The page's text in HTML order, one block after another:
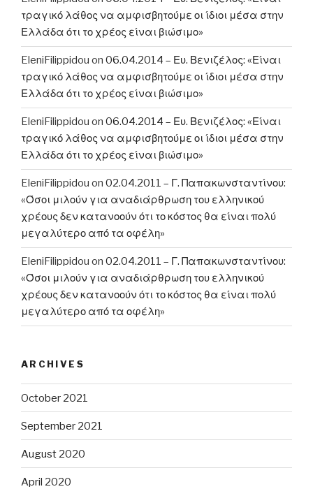
τραγικό λάθος να αμφισβητούμε οι ίδιοι μέσα στην
Ελλάδα ότι το χρέος είναι βιώσιμο»
EleniFilippidou on 06.04.2014 – Ευ. Βενιζέλος: «Είναι
τραγικό λάθος να αμφισβητούμε οι ίδιοι μέσα στην
Ελλάδα ότι το χρέος είναι βιώσιμο»
EleniFilippidou on 06.04.2014 – Ευ. Βενιζέλος: «Είναι
τραγικό λάθος να αμφισβητούμε οι ίδιοι μέσα στην
Ελλάδα ότι το χρέος είναι βιώσιμο»
EleniFilippidou on 02.04.2011 – Γ. Παπακωνσταντίνου:
«Όσοι μιλούν για αναδιάρθρωση του ελληνικού
χρέους δεν κατανοούν ότι το κόστος θα είναι πολύ
μεγαλύτερο από τα οφέλη»
EleniFilippidou on 02.04.2011 – Γ. Παπακωνσταντίνου:
«Όσοι μιλούν για αναδιάρθρωση του ελληνικού
χρέους δεν κατανοούν ότι το κόστος θα είναι πολύ
μεγαλύτερο από τα οφέλη»
ARCHIVES
October 2021
September 2021
August 2020
April 2020